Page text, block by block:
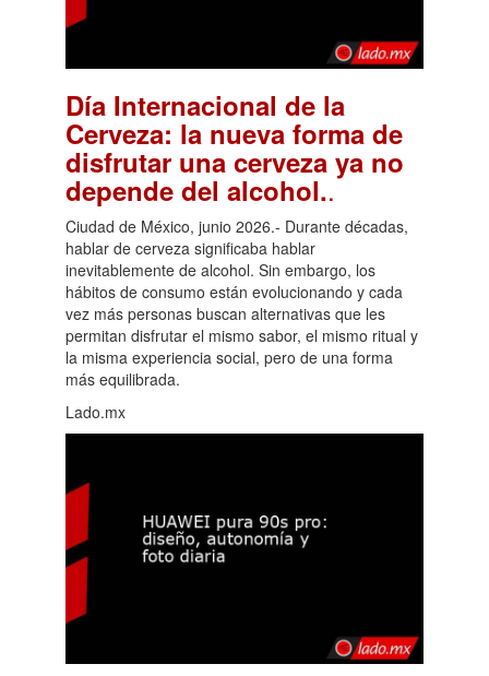
Día Internacional de la
Cerveza: la nueva forma de
disfrutar una cerveza ya no
depende del alcohol..
Ciudad de México, junio 2026.- Durante décadas,
hablar de cerveza significaba hablar
inevitablemente de alcohol. Sin embargo, los
hábitos de consumo están evolucionando y cada
vez más personas buscan alternativas que les
permitan disfrutar el mismo sabor, el mismo ritual y
la misma experiencia social, pero de una forma
más equilibrada.
Lado.mx